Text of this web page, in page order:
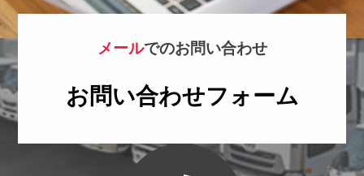
メールでのお問い合わせ
お問い合わせフォーム